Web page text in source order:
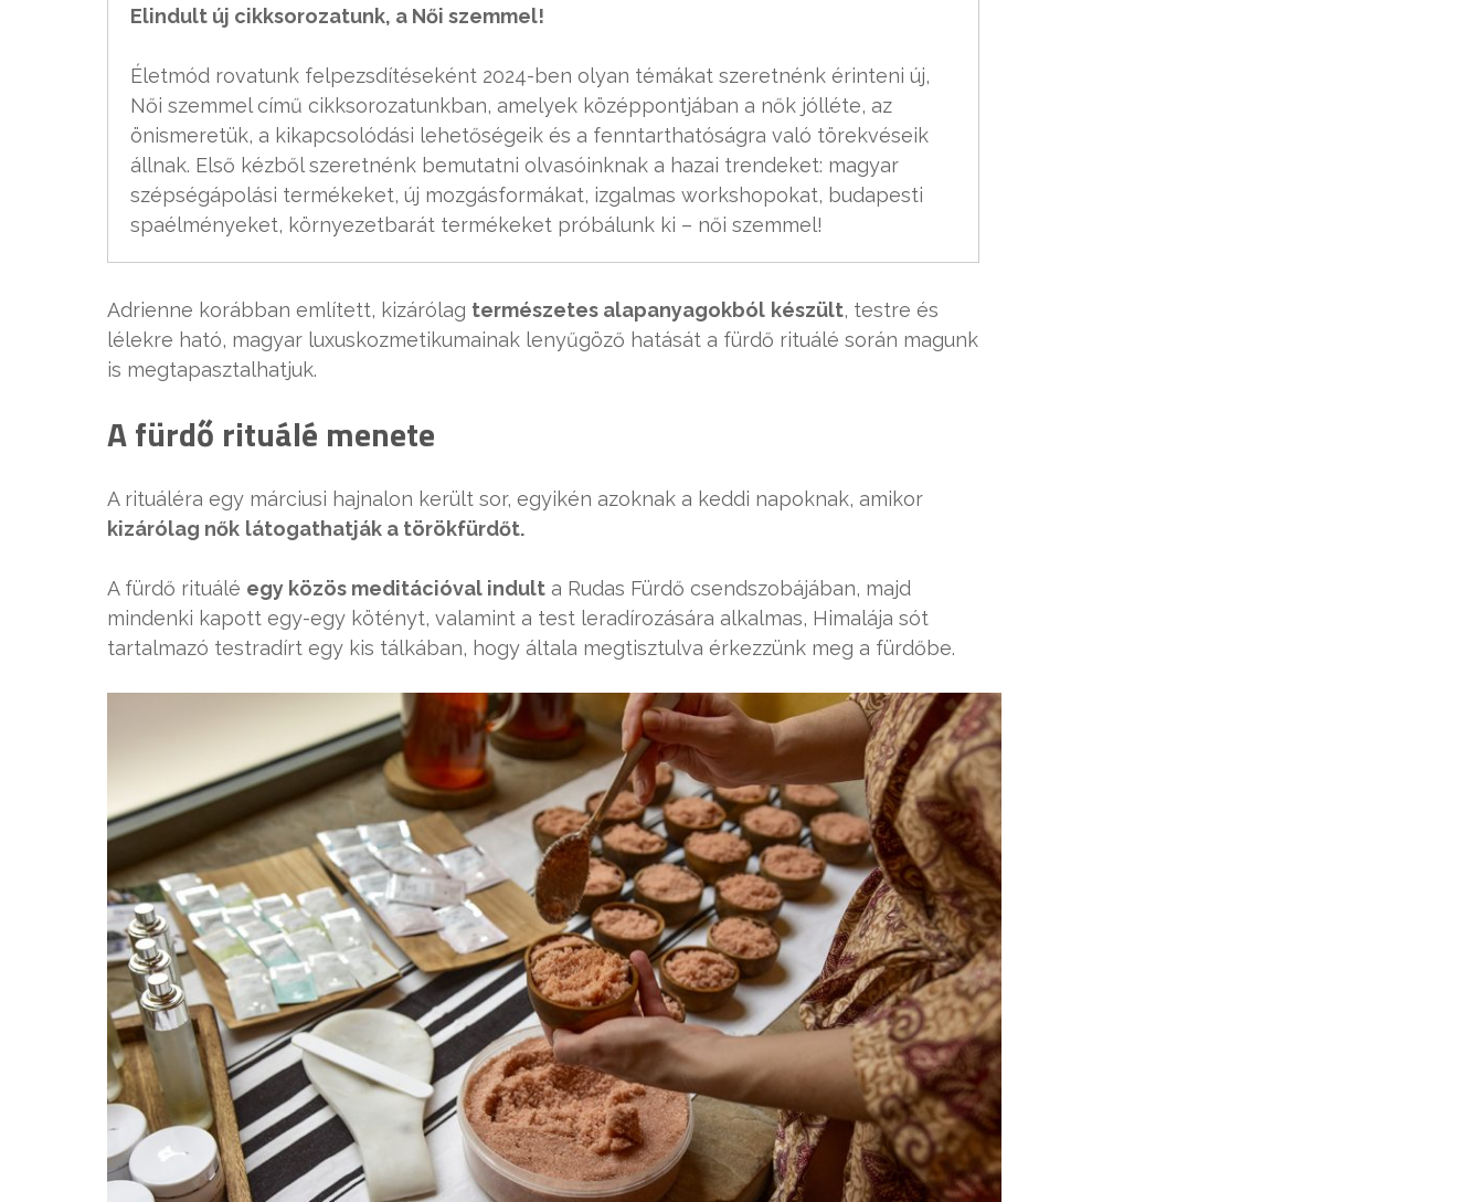
Elindult új cikksorozatunk, a Női szemmel!
Életmód rovatunk felpezsdítéseként 2024-ben olyan témákat szeretnénk érinteni új,
Női szemmel című cikksorozatunkban, amelyek középpontjában a nők jólléte, az
önismeretük, a kikapcsolódási lehetőségeik és a fenntarthatóságra való törekvéseik
állnak. Első kézből szeretnénk bemutatni olvasóinknak a hazai trendeket: magyar
szépségápolási termékeket, új mozgásformákat, izgalmas workshopokat, budapesti
spaélményeket, környezetbarát termékeket próbálunk ki – női szemmel!
Adrienne korábban említett, kizárólag természetes alapanyagokból készült, testre és
lélekre ható, magyar luxuskozmetikumainak lenyűgöző hatását a fürdő rituálé során magunk
is megtapasztalhatjuk.
A fürdő rituálé menete
A rituáléra egy márciusi hajnalon került sor, egyikén azoknak a keddi napoknak, amikor
kizárólag nők látogathatják a törökfürdőt.
A fürdő rituálé egy közös meditációval indult a Rudas Fürdő csendszobájában, majd
mindenki kapott egy-egy kötényt, valamint a test leradírozására alkalmas, Himalája sót
tartalmazó testradírt egy kis tálkában, hogy általa megtisztulva érkezzünk meg a fürdőbe.